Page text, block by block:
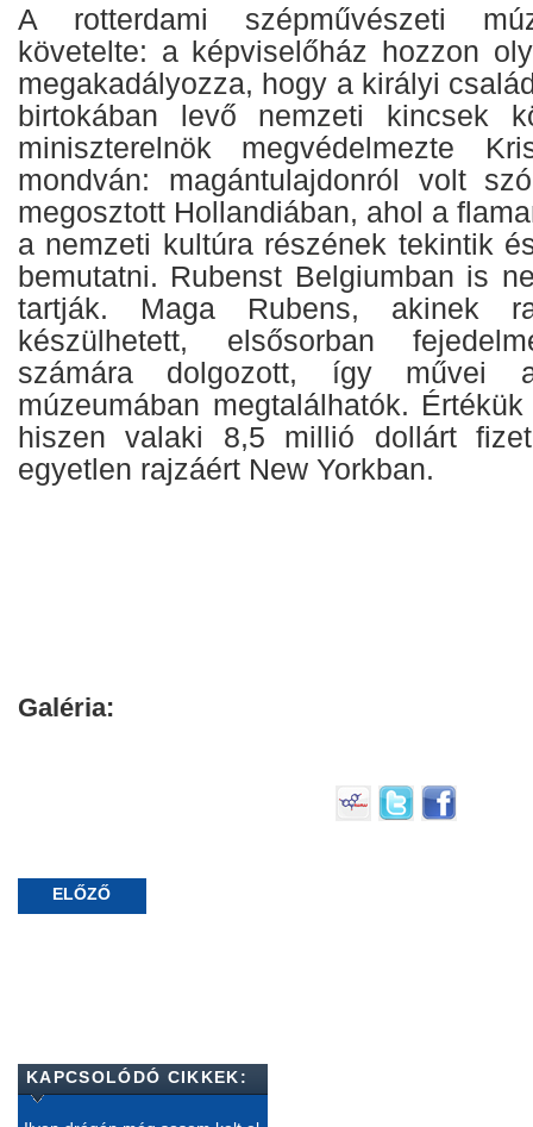
A rotterdami szépművészeti
követelte: a képviselőház hozzon
megakadályozza, hogy a királyi
birtokában levő nemzeti kincsek
miniszterelnök megvédelmezte
mondván: magántulajdonról volt
megosztott Hollandiában, ahol a
a nemzeti kultúra részének tekintik
bemutatni. Rubenst Belgiumban is
tartják. Maga Rubens, akinek
készülhetett, elsősorban
számára dolgozott, így művei
múzeumában megtalálhatók.
hiszen valaki 8,5 millió dollárt
egyetlen rajzáért New Yorkban.
Galéria:
ELŐZŐ
KAPCSOLÓDÓ CIKKEK: